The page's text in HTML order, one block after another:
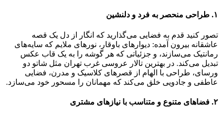
۱. طراحی منحصر به فرد و دلنشین
تصور کنید قدم به فضایی می‌گذارید که انگار از دل یک قصه
عاشقانه بیرون آمده: دیوارهای باوقار، نورهای ملایم که سایه‌های
رمانتیک می‌سازند، و جزئیاتی که هر گوشه را به یک قاب عکس
تبدیل می‌کند. در بهترین تالار عروسی غرب تهران مثل شاتو دو
ورسای، طراحی با الهام از قصرهای کلاسیک و مدرن، فضایی
عاطفی و جادویی خلق می‌کند که مهمانان را مسحور خود می‌سازد.
۲. فضاهای متنوع و متناسب با نیازهای مشتری